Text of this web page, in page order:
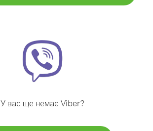
У вас ще немає Viber?